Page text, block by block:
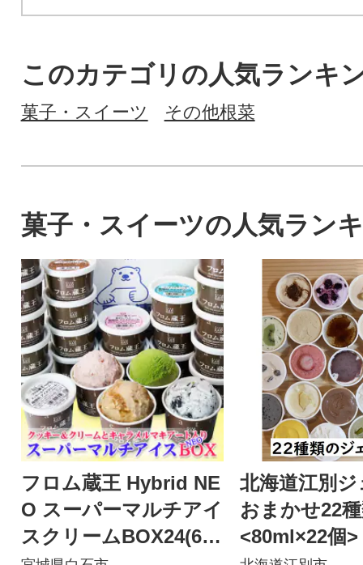
このカテゴリの人気ランキ
菓子・スイーツ その他根菜
菓子・スイーツの人気ラン
フロム蔵王 Hybrid NE
O スーパーマルチアイ
スクリームBOX24(6種
北海道江別
おまかせ22
<80ml×22個>